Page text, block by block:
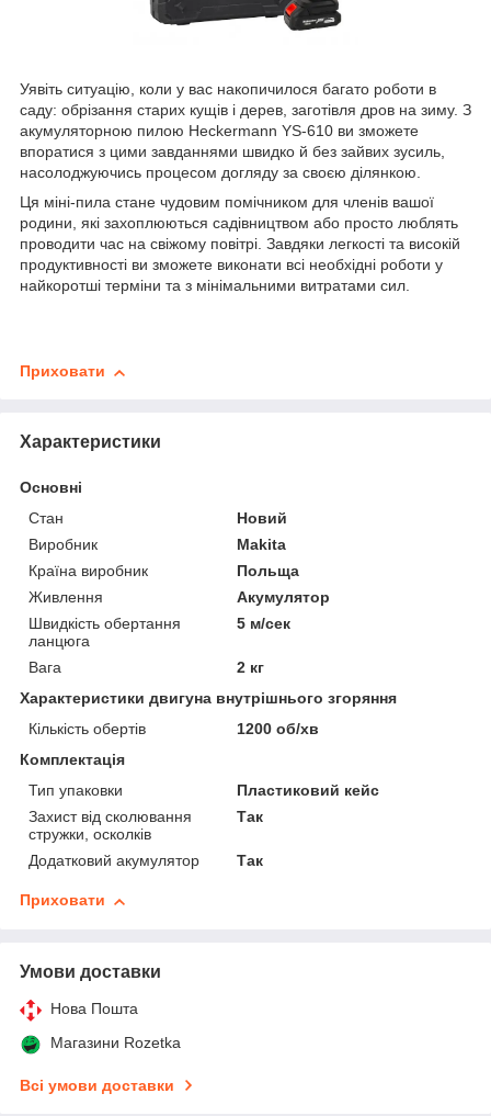
Уявіть ситуацію, коли у вас накопичилося багато роботи в
саду: обрізання старих кущів і дерев, заготівля дров на зиму. З
акумуляторною пилою Heckermann YS-610 ви зможете
впоратися з цими завданнями швидко й без зайвих зусиль,
насолоджуючись процесом догляду за своєю ділянкою.
Ця міні-пила стане чудовим помічником для членів вашої
родини, які захоплюються садівництвом або просто люблять
проводити час на свіжому повітрі. Завдяки легкості та високій
продуктивності ви зможете виконати всі необхідні роботи у
найкоротші терміни та з мінімальними витратами сил.
Приховати
Характеристики
Основні
Стан
Новий
Виробник
Makita
Країна виробник
Польща
Живлення
Акумулятор
Швидкість обертання
ланцюга
5 м/сек
Вага
2 кг
Характеристики двигуна внутрішнього згоряння
Кількість обертів
1200 об/хв
Комплектація
Тип упаковки
Пластиковий кейс
Захист від сколювання
стружки, осколків
Так
Додатковий акумулятор Так
Приховати
Умови доставки
Нова Пошта
Магазини Rozetka
Всі умови доставки